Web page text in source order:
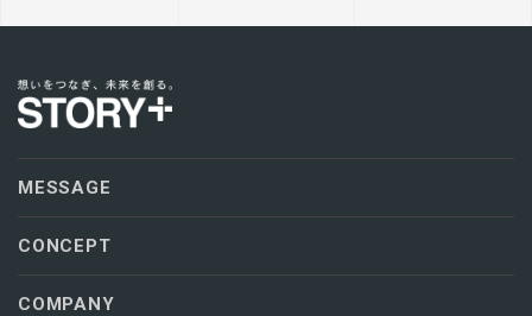
MESSAGE
CONCEPT
COMPANY